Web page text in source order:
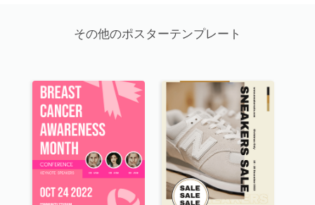
その他のポスターテンプレート